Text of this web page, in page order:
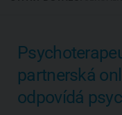
partnerská
odpovídá